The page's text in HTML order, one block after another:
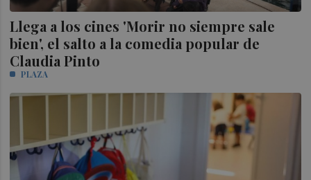
Llega a los cines 'Morir no siempre sale
bien', el salto a la comedia popular de
Claudia Pinto
PLAZA